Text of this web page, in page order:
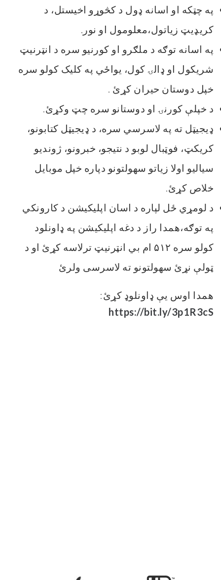
په چټکه او اسانه ډول د کڅوړو اخیستل، د
کریډیټ زیاتول،معلومول او نور.
په اسانه توګه د ملګرو او کورنیو سره د انټرنیټ
شریکول او ډالۍ کول، یواځي په کلیک کولو سره
خپل دوستان حیران کړئ .
د خپلې کورنۍ او دوستانو سره چټ وکړئ.
ډیجیټل ته په لاسرسي سره، د ډیجیټل کتابونو،
کریکټ، فوټبال لوبو د نتیجو، خبرونو، ژوندیو
سیالیو اولا زیاتو سهولتونو دپاره خپل موبایل
خلاص کړئ.
د لومړي ځل لپاره د اسان اپلیکیشن د کارونکي
په توګه،همدا راز د دغه اپلیکیشن په ډاونلود
کولو سره ۵۱۲ ام بي انټرنیټ ترلاسه کړئ او د
ټولې نړئ سهولتونو ته لاسرسی ولرئ
همدا اوس یې ډاونلوډ کړئ:
https://bit.ly/3p1R3cS